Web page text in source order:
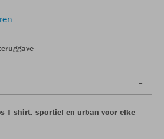
T-shirt: sportief en urban voor elke